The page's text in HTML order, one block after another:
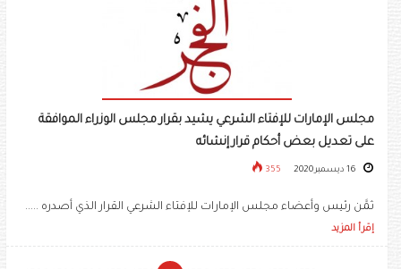
مجلس الإمارات للإفتاء الشرعي يشيد بقرار مجلس الوزراء الموافقة
على تعديل بعض أحكام قرار إنشائه
355
ثمَّن رئيس وأعضاء مجلس الإمارات للإفتاء الشرعي القرار الذي أصدره .....
إقرأ المزيد